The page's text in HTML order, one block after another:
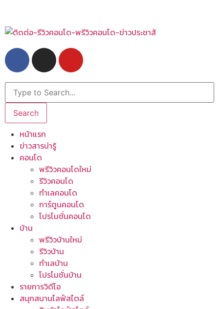
Search
หน้าแรก
ข่าวสารน่ารู้
คอนโด
พรีวิวคอนโดใหม่
รีวิวคอนโด
ทำเลคอนโด
การ์ตูนคอนโด
โปรโมชั่นคอนโด
บ้าน
พรีวิวบ้านใหม่
รีวิวบ้าน
ทำเลบ้าน
โปรโมชั่นบ้าน
รายการวิดีโอ
สนุกสนานไลฟ์สไตล์